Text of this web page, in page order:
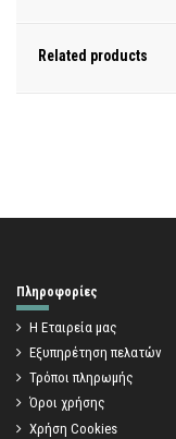
Related products
Πληροφορίες
Η Εταιρεία μας
Εξυπηρέτηση πελατών
Τρόποι πληρωμής
Όροι χρήσης
Χρήση Cookies